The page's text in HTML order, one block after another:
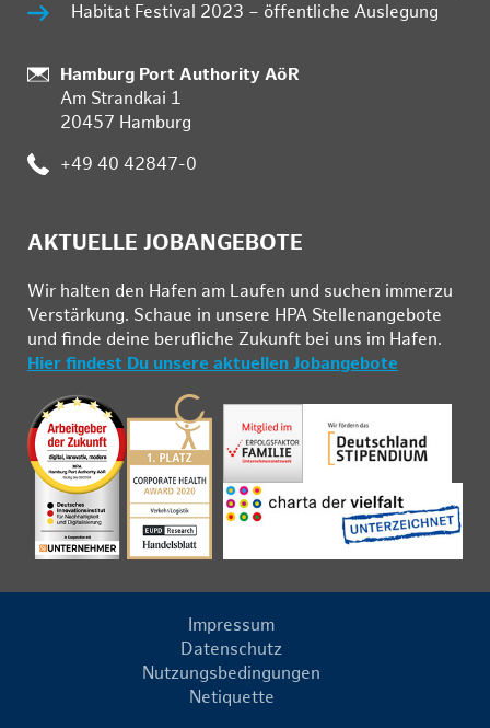
Habitat Festival 2023 – öffentliche Auslegung
:
Hamburg Port Authority AöR
Am Strandkai 1
20457 Hamburg
: +49 40 42847-0
AKTUELLE JOBANGEBOTE
Wir hal­ten den Ha­fen am Lau­fen und su­chen im­mer­zu
Ver­stär­kung. Schau­e in un­se­re HPA Stel­len­an­ge­bo­te
und fin­de deine be­ruf­li­che Zu­kunft bei uns im Ha­fen.
Hier findest Du unsere aktuellen Jobangebote
Impressum
Datenschutz
Nutzungsbedingungen
Netiquette